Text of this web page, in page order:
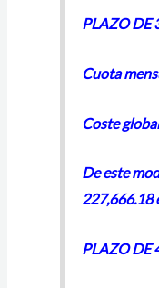
PLAZO DE
Cuota
Coste
De este
227,666.18
PLAZO DE